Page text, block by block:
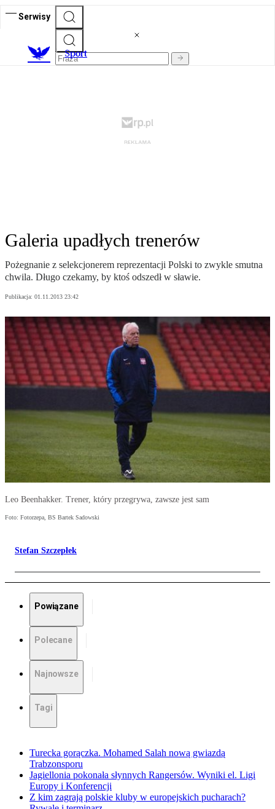
Serwisy
Sport
Galeria upadłych trenerów
Pożegnanie z selekcjonerem reprezentacji Polski to zwykle smutna
chwila. Długo czekamy, by ktoś odszedł w sławie.
Publikacja: 01.11.2013 23:42
Leo Beenhakker. Trener, który przegrywa, zawsze jest sam
Foto: Fotorzepa, BS Bartek Sadowski
Stefan Szczepłek
Powiązane
Polecane
Najnowsze
Tagi
Turecka gorączka. Mohamed Salah nową gwiazdą
Trabzonsporu
Jagiellonia pokonała słynnych Rangersów. Wyniki el. Ligi
Europy i Konferencji
Z kim zagrają polskie kluby w europejskich pucharach?